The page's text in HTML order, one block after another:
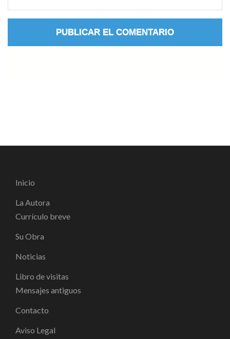
Inicio
La Autora
Currículo breve
Su Obra
Noticias
Libro de visitas
Mensajes antiguos
Contacto
Aviso Legal